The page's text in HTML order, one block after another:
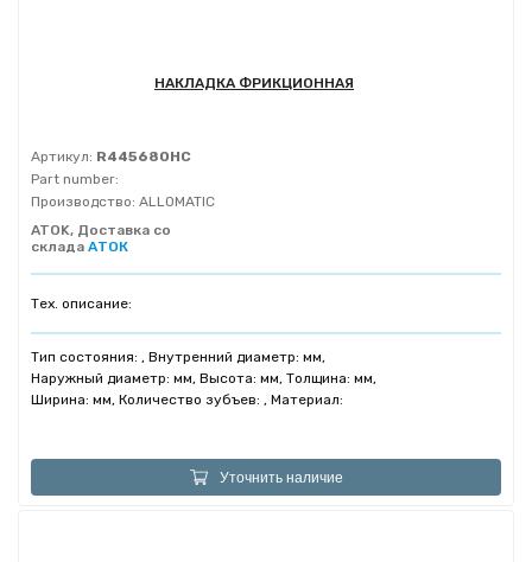
НАКЛАДКА ФРИКЦИОННАЯ
Артикул: R445680HC
Part number:
Производство: ALLOMATIC
ATOK, Доставка со
склада АТОК
Тех. описание:
Тип состояния: , Внутренний диаметр: мм,
Наружный диаметр: мм, Высота: мм, Толщина: мм,
Ширина: мм, Количество зубъев: , Материал:
Уточнить наличие